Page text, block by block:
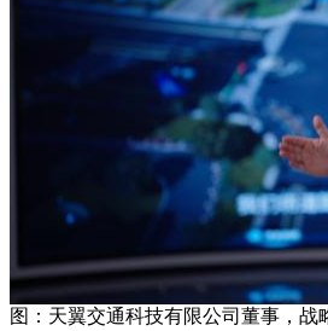
直播 节目单
图：天翼交通科技有限公司董事，战